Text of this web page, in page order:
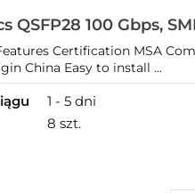
QSFP28 100 Gbps,
Compatible with
Certification MSA
China Easy to install ...
1 - 5 dni
8 szt.